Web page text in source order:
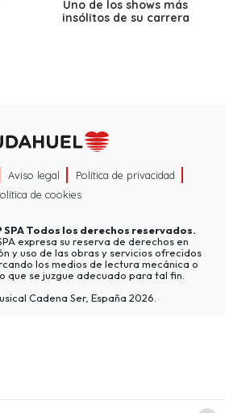
Uno de los shows más
insólitos de su carrera
Aviso legal
Política de privacidad
de cookies
SPATodos los derechos reservados.
expresa su reserva de derechos en
y uso de las obras y servicios ofrecidos
los medios de lectura mecánica o
que se juzgue adecuado para tal fin.
Cadena Ser, España 2026.